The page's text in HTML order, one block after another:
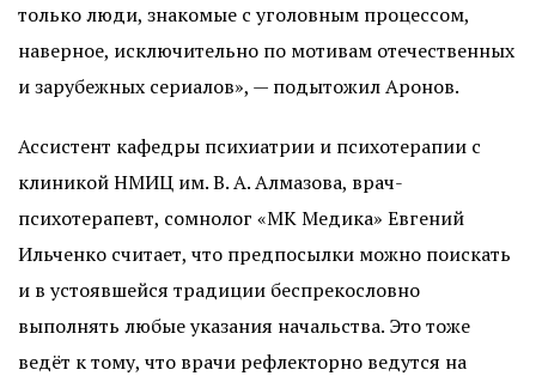
только люди, знакомые с уголовным процессом,
наверное, исключительно по мотивам отечественных
и зарубежных сериалов», — подытожил Аронов.
Ассистент кафедры психиатрии и психотерапии с
клиникой НМИЦ им. В. А. Алмазова, врач-
психотерапевт, сомнолог «МК Медика» Евгений
Ильченко считает, что предпосылки можно поискать
и в устоявшейся традиции беспрекословно
выполнять любые указания начальства. Это тоже
ведёт к тому, что врачи рефлекторно ведутся на